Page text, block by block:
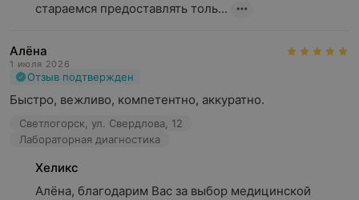
стараемся предоставлять толь...
Алёна
1 июля 2026
Отзыв подтвержден
Быстро, вежливо, компетентно, аккуратно.
Светлогорск, ул. Свердлова, 12
Лабораторная диагностика
Хеликс
Алёна, благодарим Вас за выбор медицинской